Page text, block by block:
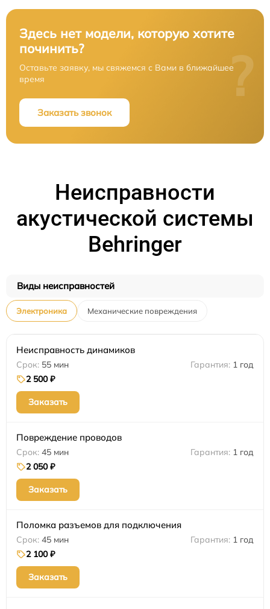
Здесь нет модели, которую хотите
починить?
Оставьте заявку, мы свяжемся с Вами в ближайшее
время
Заказать звонок
?
Неисправности
акустической системы
Behringer
Виды неисправностей
Электроника Механические повреждения
Неисправность динамиков
55 мин
1 год
2 500 ₽
Заказать
Повреждение проводов
45 мин
1 год
2 050 ₽
Заказать
Поломка разъемов для подключения
45 мин
1 год
2 100 ₽
Заказать